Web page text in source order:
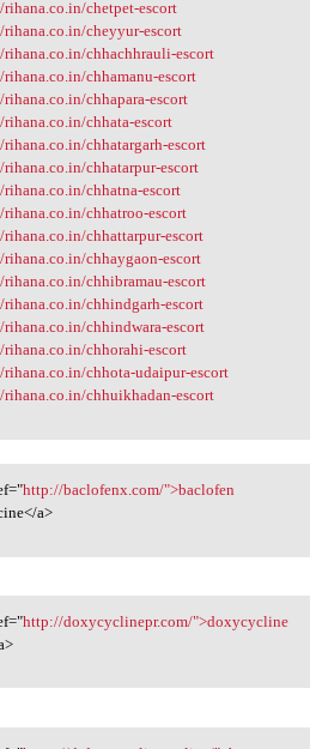
chetpet-escort
cheyyur-escort
chhachhrauli-escort
chhamanu-escort
chhapara-escort
chhata-escort
chhatargarh-escort
chhatarpur-escort
chhatna-escort
chhatroo-escort
chhattarpur-escort
chhaygaon-escort
chhibramau-escort
chhindgarh-escort
chhindwara-escort
chhorahi-escort
chhota-udaipur-escort
chhuikhadan-escort
baclofenx.com
http://baclofenx.com/">baclofen
a>
doxycyclinepr
http://doxycyclinepr.com/">doxycycline